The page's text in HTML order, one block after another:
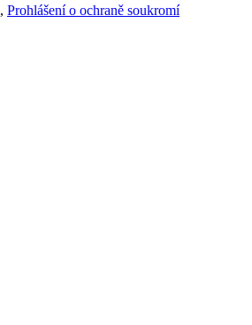
, Prohlášení o ochraně soukromí